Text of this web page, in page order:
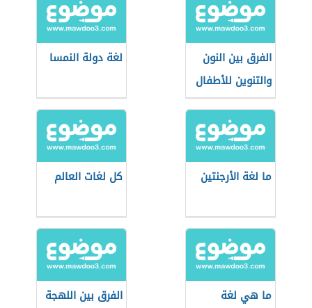
الفرق بين النون
والتنوين للأطفال
لغة دولة النمسا
ما لغة الأرجنتين كل لغات العالم
ما هي لغة
الفرق بين اللهجة